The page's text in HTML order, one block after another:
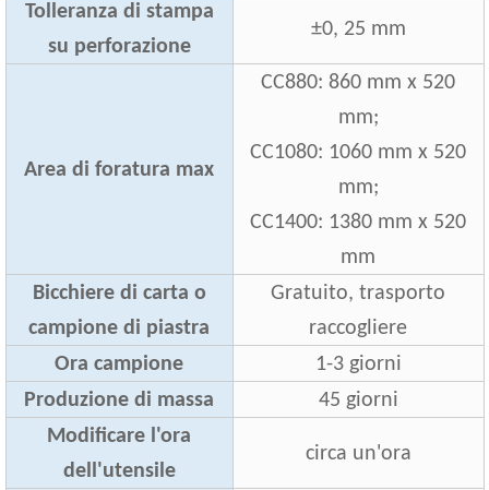
Tolleranza di stampa
su perforazione
±0, 25 mm
Area di foratura max
CC880: 860 mm x 520
mm;
CC1080: 1060 mm x 520
mm;
CC1400: 1380 mm x 520
mm
Bicchiere di carta o
campione di piastra
Gratuito, trasporto
raccogliere
Ora campione
1-3 giorni
Produzione di massa
45 giorni
Modificare l'ora
dell'utensile
circa un'ora